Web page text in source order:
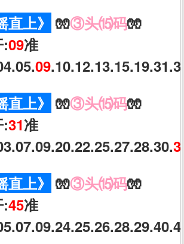
直上》 🧤③头⒂码🧤
09准
09
直上》 🧤③头⒂码🧤
31准
直上》 🧤③头⒂码🧤
45准